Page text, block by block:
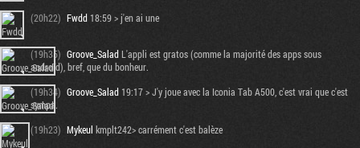
(20h22) Fwdd18:59 > j'en ai une
(19h35) Groove_SaladL'appli est gratos (comme la majorité des apps sous
androïd), bref, que du bonheur.
(19h34) Groove_Salad 19:17 > J'y joue avec la Iconia Tab A500, c'est vrai que c'est
sympa.
(19h23) Mykeul kmplt242> carrément c'est balèze